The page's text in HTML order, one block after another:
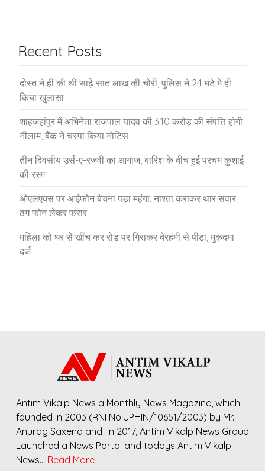
Recent Posts
दोस्त ने ही की थी साढ़े सात लाख की चोरी, पुलिस ने 24 घंटे मे ही
किया खुलासा
शाहजहांपुर में अभिनेता राजपाल यादव की 3.10 करोड़ की संपत्ति होगी
नीलाम, बैंक ने चस्पा किया नोटिस
तीन दिवसीय उर्स-ए-रजवी का आगाज, बारिश के बीच हुई परचम कुशाई
की रस्म
ओएलएक्स पर आईफोन बेचना पड़ा महंगा, नाश्ता कराकर थार सवार
ठग फोन लेकर फरार
महिला को घर से खींच कर रोड पर गिराकर बेरहमी से पीटा, मुकदमा
दर्ज
Antim Vikalp News a Monthly News Magazine, which
founded in 2003 (RNI No:UPHIN/10651/2003) by Mr.
Anurag Saxena and in 2017, Antim Vikalp News Group
Launched a News Portal and todays Antim Vikalp
News… Read More